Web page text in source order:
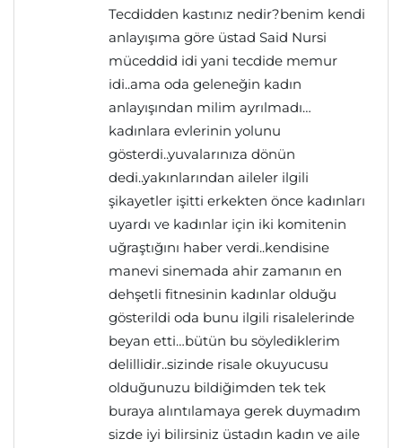
Tecdidden kastınız nedir?benim kendi
anlayışıma göre üstad Said Nursi
müceddid idi yani tecdide memur
idi..ama oda geleneğin kadın
anlayışından milim ayrılmadı…
kadınlara evlerinin yolunu
gösterdi..yuvalarınıza dönün
dedi..yakınlarından aileler ilgili
şikayetler işitti erkekten önce kadınları
uyardı ve kadınlar için iki komitenin
uğraştığını haber verdi..kendisine
manevi sinemada ahir zamanın en
dehşetli fitnesinin kadınlar olduğu
gösterildi oda bunu ilgili risalelerinde
beyan etti…bütün bu söylediklerim
delillidir..sizinde risale okuyucusu
olduğunuzu bildiğimden tek tek
buraya alıntılamaya gerek duymadım
sizde iyi bilirsiniz üstadın kadın ve aile